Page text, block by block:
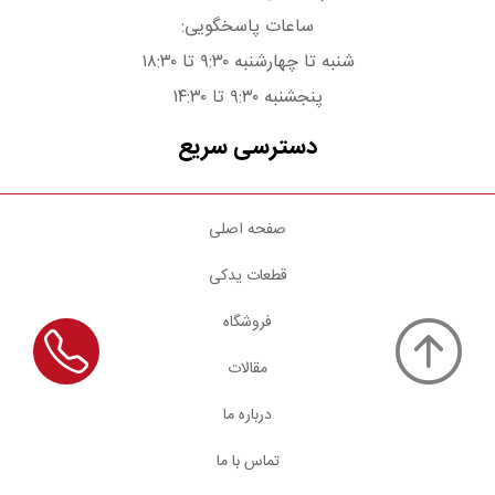
ساعات پاسخگویی:
شنبه تا چهارشنبه ۹:۳۰ تا ۱۸:۳۰
پنجشنبه ۹:۳۰ تا ۱۴:۳۰
دسترسی سریع
صفحه اصلی
قطعات یدکی
فروشگاه
مقالات
درباره ما
تماس با ما